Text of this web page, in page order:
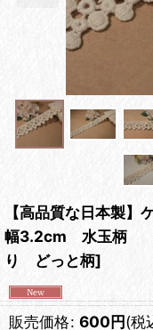
【高品質な日本製
幅3.2cm 水玉柄
り どっと柄]
販売価格: 600円(税